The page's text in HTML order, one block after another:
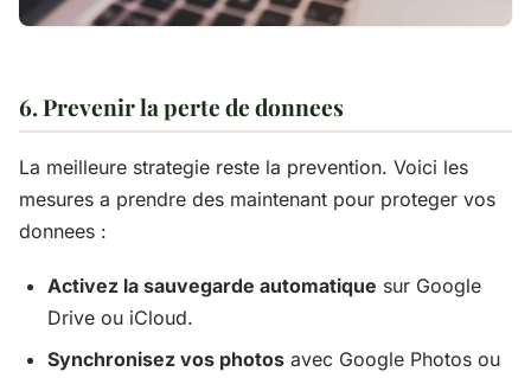
6. Prevenir la perte de donnees
La meilleure strategie reste la prevention. Voici les
mesures a prendre des maintenant pour proteger vos
donnees :
Activez la sauvegarde automatique sur Google
Drive ou iCloud.
Synchronisez vos photos avec Google Photos ou